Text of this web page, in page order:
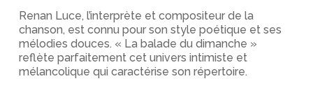
Renan Luce, l’interprète et compositeur de la
chanson, est connu pour son style poétique et ses
mélodies douces. « La balade du dimanche »
reflète parfaitement cet univers intimiste et
mélancolique qui caractérise son répertoire.